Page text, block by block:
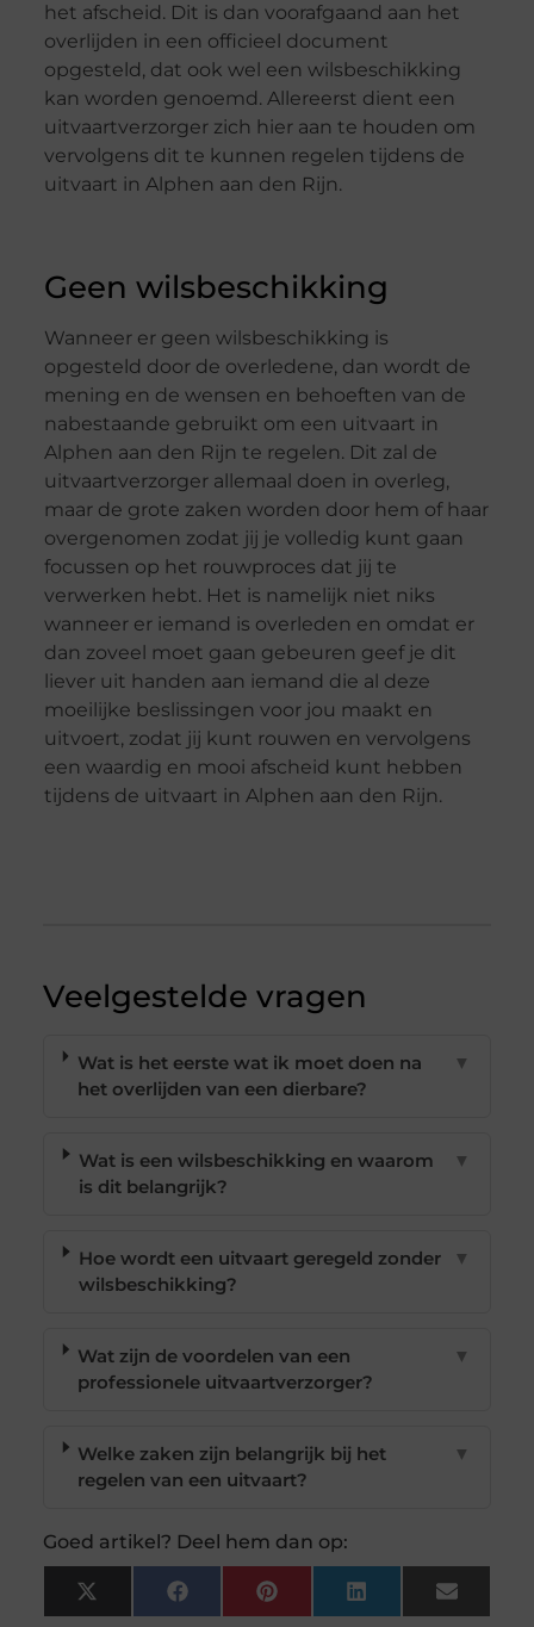
het afscheid. Dit is dan voorafgaand aan het
overlijden in een officieel document
opgesteld, dat ook wel een wilsbeschikking
kan worden genoemd. Allereerst dient een
uitvaartverzorger zich hier aan te houden om
vervolgens dit te kunnen regelen tijdens de
uitvaart in Alphen aan den Rijn.
Geen wilsbeschikking
Wanneer er geen wilsbeschikking is
opgesteld door de overledene, dan wordt de
mening en de wensen en behoeften van de
nabestaande gebruikt om een uitvaart in
Alphen aan den Rijn te regelen. Dit zal de
uitvaartverzorger allemaal doen in overleg,
maar de grote zaken worden door hem of haar
overgenomen zodat jij je volledig kunt gaan
focussen op het rouwproces dat jij te
verwerken hebt. Het is namelijk niet niks
wanneer er iemand is overleden en omdat er
dan zoveel moet gaan gebeuren geef je dit
liever uit handen aan iemand die al deze
moeilijke beslissingen voor jou maakt en
uitvoert, zodat jij kunt rouwen en vervolgens
een waardig en mooi afscheid kunt hebben
tijdens de uitvaart in Alphen aan den Rijn.
Veelgestelde vragen
Wat is het eerste wat ik moet doen na
het overlijden van een dierbare?
▼
Wat is een wilsbeschikking en waarom
is dit belangrijk?
▼
Hoe wordt een uitvaart geregeld zonder
wilsbeschikking?
▼
Wat zijn de voordelen van een
professionele uitvaartverzorger?
▼
Welke zaken zijn belangrijk bij het
regelen van een uitvaart?
▼
Goed artikel? Deel hem dan op:
X
(Twitter)
FacebookPinterest LinkedIn Email